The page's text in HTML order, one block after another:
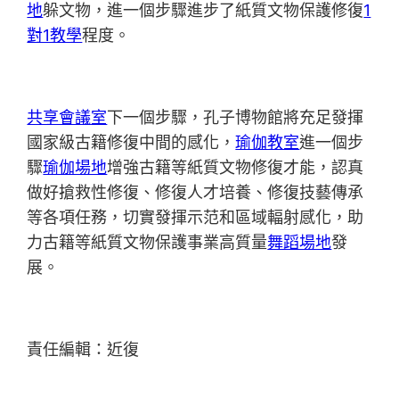
地躲文物，進一個步驟進步了紙質文物保護修復1
對1教學程度。
共享會議室下一個步驟，孔子博物館將充足發揮
國家級古籍修復中間的感化，瑜伽教室進一個步
驟瑜伽場地增強古籍等紙質文物修復才能，認真
做好搶救性修復、修復人才培養、修復技藝傳承
等各項任務，切實發揮示范和區域輻射感化，助
力古籍等紙質文物保護事業高質量舞蹈場地發
展。
責任編輯：近復